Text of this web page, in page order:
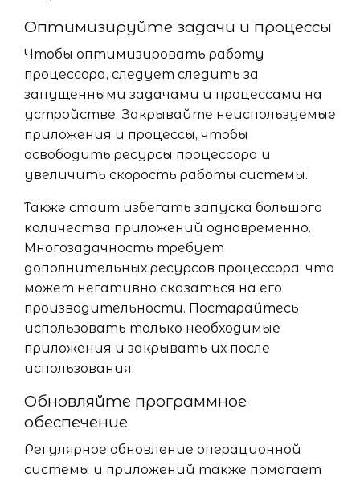
Оптимизируйте задачи и процессы
Чтобы оптимизировать работу
процессора, следует следить за
запущенными задачами и процессами на
устройстве. Закрывайте неиспользуемые
приложения и процессы, чтобы
освободить ресурсы процессора и
увеличить скорость работы системы.
Также стоит избегать запуска большого
количества приложений одновременно.
Многозадачность требует
дополнительных ресурсов процессора, что
может негативно сказаться на его
производительности. Постарайтесь
использовать только необходимые
приложения и закрывать их после
использования.
Обновляйте программное
обеспечение
Регулярное обновление операционной
системы и приложений также помогает